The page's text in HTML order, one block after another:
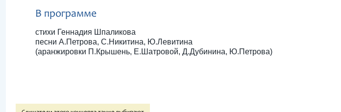
В программе
стихи Геннадия Шпаликова
песни А.Петрова, С.Никитина, Ю.Левитина
(аранжировки П.Крышень, Е.Шатровой, Д.Дубинина, Ю.Петрова)